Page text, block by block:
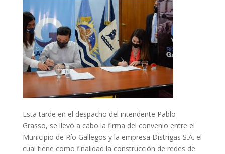
Esta tarde en el despacho del intendente Pablo
Grasso, se llevó a cabo la firma del convenio entre el
Municipio de Río Gallegos y la empresa Distrigas S.A. el
cual tiene como finalidad la construcción de redes de